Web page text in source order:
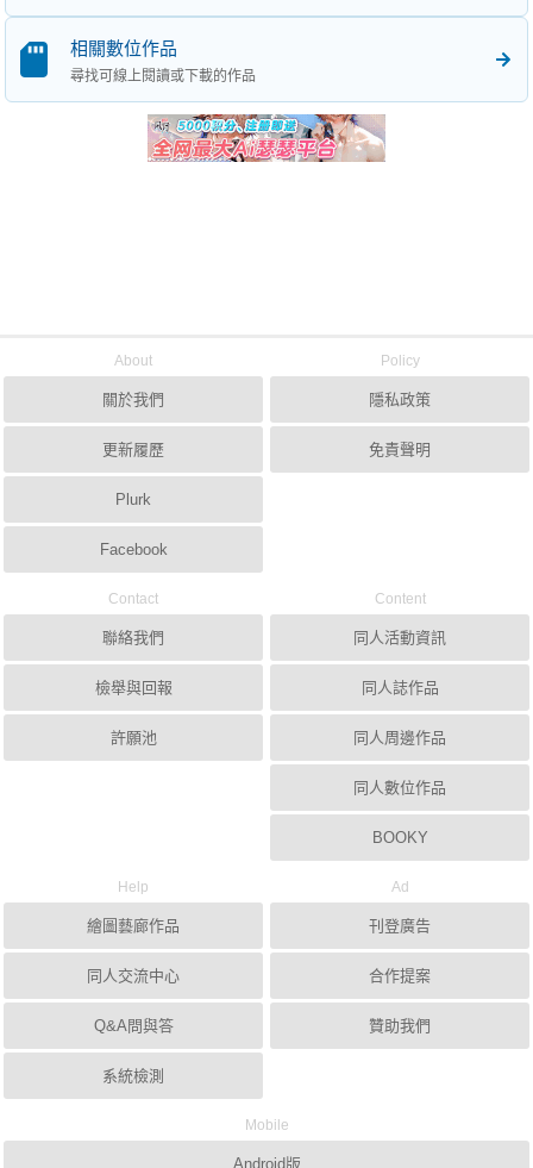
相關數位作品
尋找可線上閱讀或下載的作品
About
關於我們
更新履歷
Plurk
Facebook
Policy
隱私政策
免責聲明
Contact
聯絡我們
檢舉與回報
許願池
Content
同人活動資訊
同人誌作品
同人周邊作品
同人數位作品
BOOKY
Help
繪圖藝廊作品
同人交流中心
Q&A問與答
系統檢測
Ad
刊登廣告
合作提案
贊助我們
Mobile
Android版